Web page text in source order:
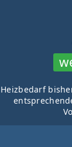
Heizbedarf